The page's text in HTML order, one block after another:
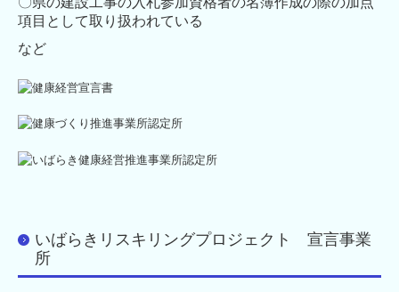
項目として取り扱われている
など
いばらきリスキリングプロジェクト 宣言事業
所